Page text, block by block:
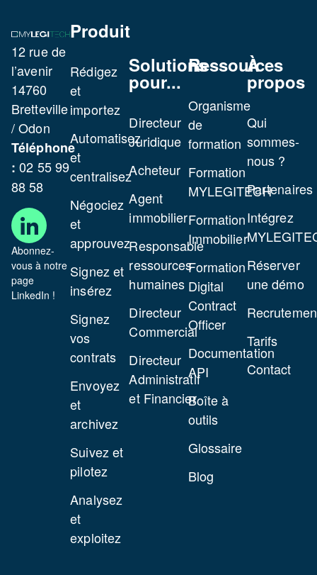
12 rue de
l’avenir
14760
Bretteville
/ Odon
Téléphone
: 02 55 99
88 58
Abonnez-
vous à notre
page
LinkedIn !
Produit
Rédigez
et
importez
Automatisez
et
centralisez
Négociez
et
approuvez
Signez et
insérez
Signez
vos
contrats
Envoyez
et
archivez
Suivez et
pilotez
Analysez
et
exploitez
Solutions
pour...
Directeur
Juridique
Acheteur
Agent
immobilier
Responsable
ressources
humaines
Directeur
Commercial
Directeur
Administratif
et Financier
Ressources
Organisme
de
formation
Formation
MYLEGITECH
Formation
Immobilier
Formation
Digital
Contract
Officer
Documentation
API
Boîte à
outils
Glossaire
Blog
À
propos
Qui
sommes-
nous ?
Partenaires
Intégrez
Réserver
une démo
Tarifs
Contact